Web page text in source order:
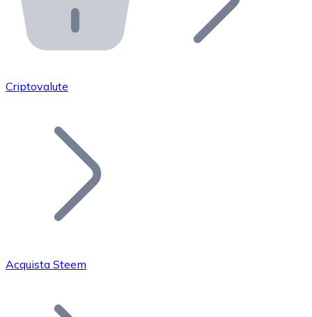
API Bitnovo
Integra la nostra API nel tuo ecosistema.
Unisciti alla nostra rete di rivenditori e
Aggiungi il token del tuo progetto al nostro servizio di
Bitcoin
Criptovalute
Acquista Steem